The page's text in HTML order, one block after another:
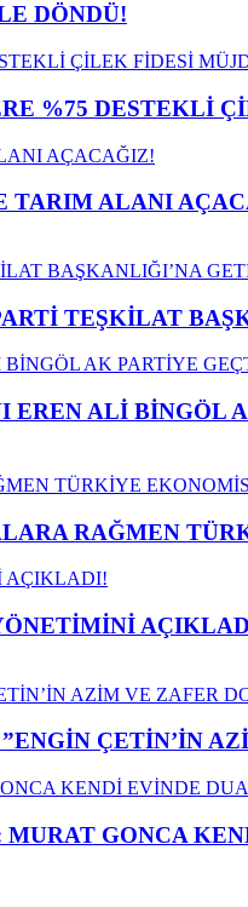
DÖNDÜ!
%75 DESTEKLİ
TARIM ALANI
TEŞKİLAT
ALİ BİNGÖL
RAĞMEN
ÇETİN’İN
GONCA